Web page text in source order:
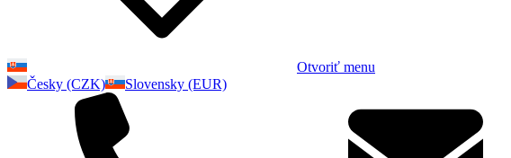
Otvoriť menu
Česky (CZK)
Slovensky (EUR)